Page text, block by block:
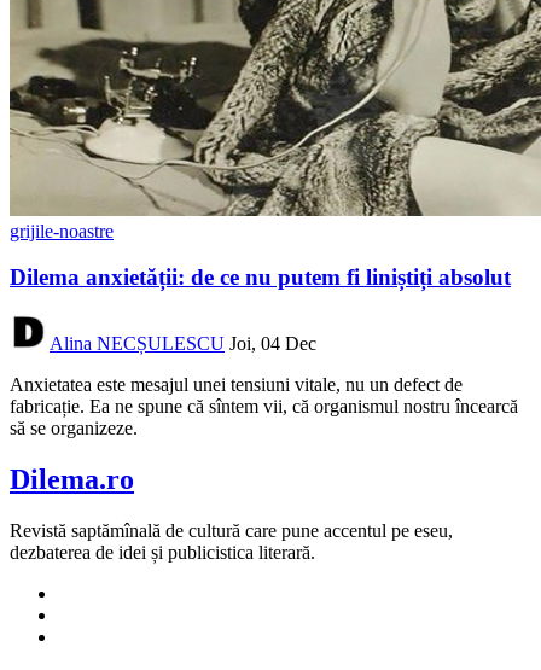
grijile-noastre
Dilema anxietății: de ce nu putem fi liniștiți absolut
Alina NECȘULESCU Joi, 04 Dec
Anxietatea este mesajul unei tensiuni vitale, nu un defect de
fabricație. Ea ne spune că sîntem vii, că organismul nostru încearcă
să se organizeze.
Dilema.ro
Revistă saptămînală de cultură care pune accentul pe eseu,
dezbaterea de idei și publicistica literară.